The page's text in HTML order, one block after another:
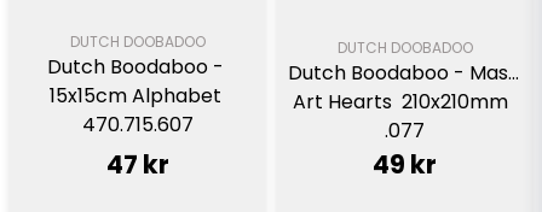
DUTCH DOOBADOO
Dutch Boodaboo -
15x15cm Alphabet
470.715.607
47 kr
DUTCH DOOBADOO
Dutch Boodaboo - Mask
Art Hearts  210x210mm
.077
49 kr